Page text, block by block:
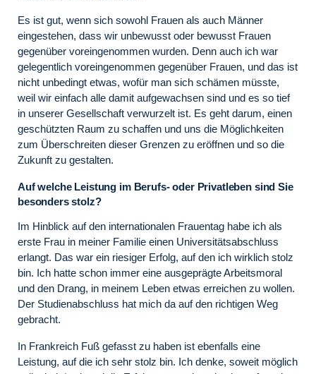
Es ist gut, wenn sich sowohl Frauen als auch Männer
eingestehen, dass wir unbewusst oder bewusst Frauen
gegenüber voreingenommen wurden. Denn auch ich war
gelegentlich voreingenommen gegenüber Frauen, und das ist
nicht unbedingt etwas, wofür man sich schämen müsste,
weil wir einfach alle damit aufgewachsen sind und es so tief
in unserer Gesellschaft verwurzelt ist. Es geht darum, einen
geschützten Raum zu schaffen und uns die Möglichkeiten
zum Überschreiten dieser Grenzen zu eröffnen und so die
Zukunft zu gestalten.
Auf welche Leistung im Berufs- oder Privatleben sind Sie
besonders stolz?
Im Hinblick auf den internationalen Frauentag habe ich als
erste Frau in meiner Familie einen Universitätsabschluss
erlangt. Das war ein riesiger Erfolg, auf den ich wirklich stolz
bin. Ich hatte schon immer eine ausgeprägte Arbeitsmoral
und den Drang, in meinem Leben etwas erreichen zu wollen.
Der Studienabschluss hat mich da auf den richtigen Weg
gebracht.
In Frankreich Fuß gefasst zu haben ist ebenfalls eine
Leistung, auf die ich sehr stolz bin. Ich denke, soweit möglich